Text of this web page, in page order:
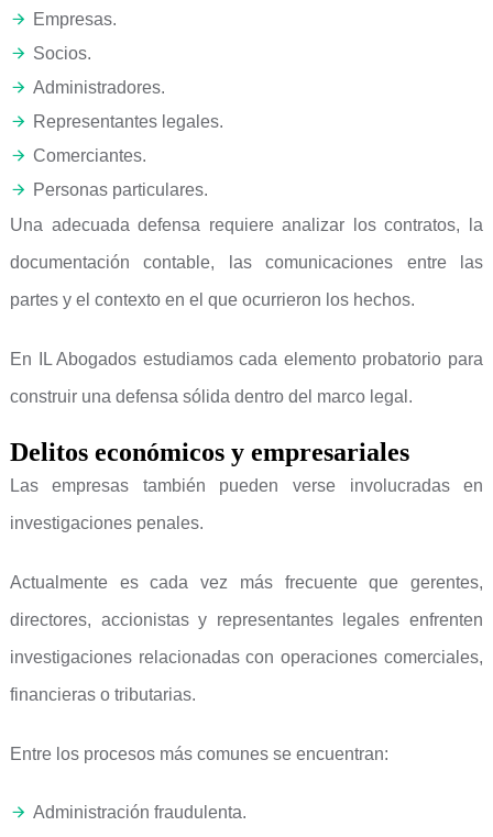
Empresas.
Socios.
Administradores.
Representantes legales.
Comerciantes.
Personas particulares.
Una adecuada defensa requiere analizar los contratos, la
documentación contable, las comunicaciones entre las
partes y el contexto en el que ocurrieron los hechos.
En IL Abogados estudiamos cada elemento probatorio para
construir una defensa sólida dentro del marco legal.
Delitos económicos y empresariales
Las empresas también pueden verse involucradas en
investigaciones penales.
Actualmente es cada vez más frecuente que gerentes,
directores, accionistas y representantes legales enfrenten
investigaciones relacionadas con operaciones comerciales,
financieras o tributarias.
Entre los procesos más comunes se encuentran:
Administración fraudulenta.